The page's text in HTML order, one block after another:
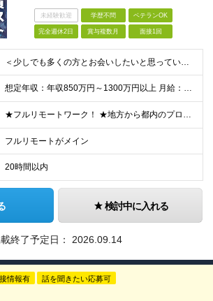
未経験歓迎 学歴不問 ベテランOK
完全週休2日 賞与複数月 面接1回
＜少しでも多くの方とお会いしたいと思っています！＞ ◆学歴不問 ◆顧客業務や業務フローを理解し、システム要件を自力で整理できる方 ◆以下いずれかのご経験をお持ちの方 ・プロジェクトマネジメントの実務経
想定年収：年収850万円～1300万円以上 月給：60万円～93万円以上＋賞与年2回 ※経験、能力などを考慮の上、当社規定により決定いたします。 ※上記には固定残業代20時間分（8万円～12.4万円
★フルリモートワーク！ ★地方から都内のプロジェクトに参画する社員も多数！ ≪東京本社≫ 〒101-0041 東京都千代田区神田須田町二丁目19番地23 Daiwa 秋葉原ビル7階 ◎昨年移転したば
フルリモートがメイン
20時間以内
検討中に入れる
終了予定日： 2026.09.14
情報有 話を聞きたい応募可